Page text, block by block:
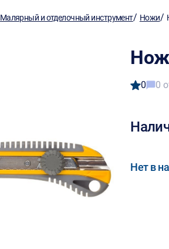
Малярный и отделочный инструмент/ Ножи/
Нож
0 0
Нет в